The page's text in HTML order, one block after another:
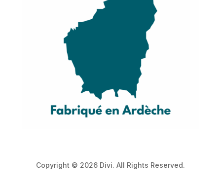
Copyright © 2026 Divi. All Rights Reserved.